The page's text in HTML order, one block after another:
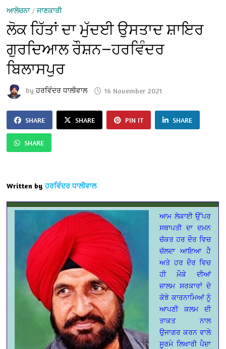
ਆਲੋਚਨਾ/ਜਾਣਕਾਰੀ
ਲੋਕ ਹਿੱਤਾਂ ਦਾ ਮੁੱਦਈ ਉਸਤਾਦ ਸ਼ਾਇਰ
ਗੁਰਦਿਆਲ ਰੌਸ਼ਨ—ਹਰਵਿੰਦਰ
ਬਿਲਾਸਪੁਰ
byਹਰਵਿੰਦਰ ਧਾਲੀਵਾਲ 16 November 2021
SHARE SHARE PIN IT SHARE
SHARE
Written by ਹਰਵਿੰਦਰ ਧਾਲੀਵਾਲ
ਆਮ ਲੋਕਾਈ ਉੱਪਰ
ਸਥਾਪਤੀ ਦਾ ਦਮਨ
ਚੱਕਰ ਹਰ ਦੌਰ ਵਿਚ
ਚੱਲਦਾ ਆਇਆ ਹੈ
ਅਤੇ ਹਰ ਦੌਰ ਵਿਚ
ਹੀ ਮੌਕੇ ਦੀਆਂ
ਜ਼ਾਲਮ ਸਰਕਾਰਾਂ ਦੇ
ਕੋਝੇ ਕਾਰਨਾਮਿਆਂ ਨੂੰ
ਆਪਣੀ ਕਲਮ ਦੀ
ਤਾਕਤ ਨਾਲ
ਉਜਾਗਰ ਕਰਨ ਵਾਲੇ
ਸੂਰਮੇ ਲਿਖਾਰੀ ਪੈਦਾ